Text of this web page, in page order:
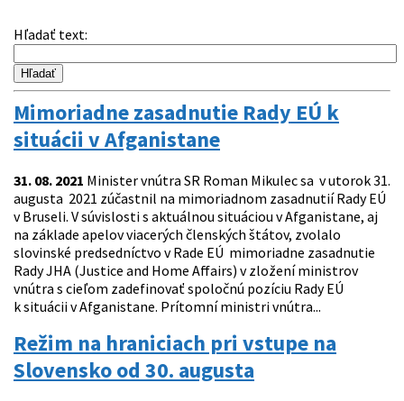
Hľadať text:
Mimoriadne zasadnutie Rady EÚ k
situácii v Afganistane
31. 08. 2021 Minister vnútra SR Roman Mikulec sa v utorok 31.
augusta 2021 zúčastnil na mimoriadnom zasadnutií Rady EÚ
v Bruseli. V súvislosti s aktuálnou situáciou v Afganistane, aj
na základe apelov viacerých členských štátov, zvolalo
slovinské predsedníctvo v Rade EÚ mimoriadne zasadnutie
Rady JHA (Justice and Home Affairs) v zložení ministrov
vnútra s cieľom zadefinovať spoločnú pozíciu Rady EÚ
k situácii v Afganistane. Prítomní ministri vnútra...
Režim na hraniciach pri vstupe na
Slovensko od 30. augusta